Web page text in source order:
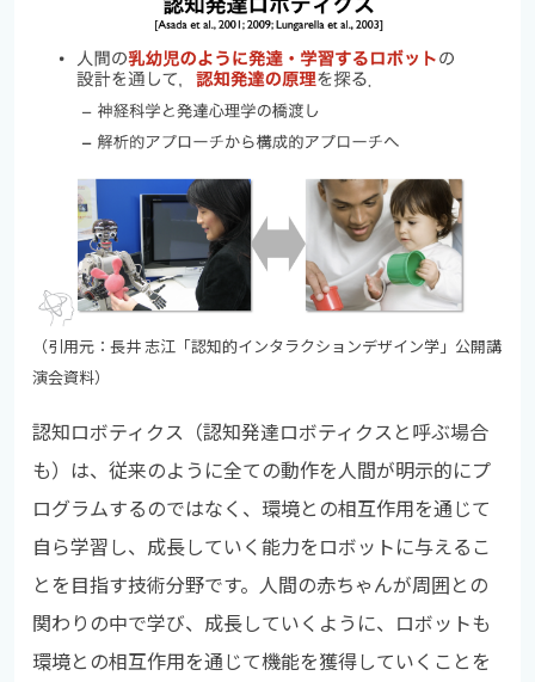
（引用元：長井 志江「認知的インタラクションデザイン学」公開講
演会資料）
認知ロボティクス（認知発達ロボティクスと呼ぶ場合
も）は、従来のように全ての動作を人間が明示的にプ
ログラムするのではなく、環境との相互作用を通じて
自ら学習し、成長していく能力をロボットに与えるこ
とを目指す技術分野です。人間の赤ちゃんが周囲との
関わりの中で学び、成長していくように、ロボットも
環境との相互作用を通じて機能を獲得していくことを